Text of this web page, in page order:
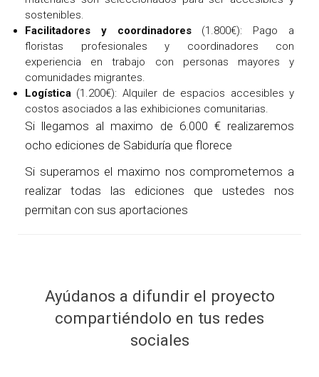
sostenibles.
Facilitadores y coordinadores(1.800€): Pago a
floristas profesionales y coordinadores con
experiencia en trabajo con personas mayores y
comunidades migrantes.
Logística (1.200€): Alquiler de espacios accesibles y
costos asociados a las exhibiciones comunitarias.
Si llegamos al maximo de 6.000 € realizaremos
ocho ediciones de Sabiduría que florece
Si superamos el maximo nos comprometemos a
realizar todas las ediciones que ustedes nos
permitan con sus aportaciones
Ayúdanos a difundir el proyecto
compartiéndolo en tus redes
sociales